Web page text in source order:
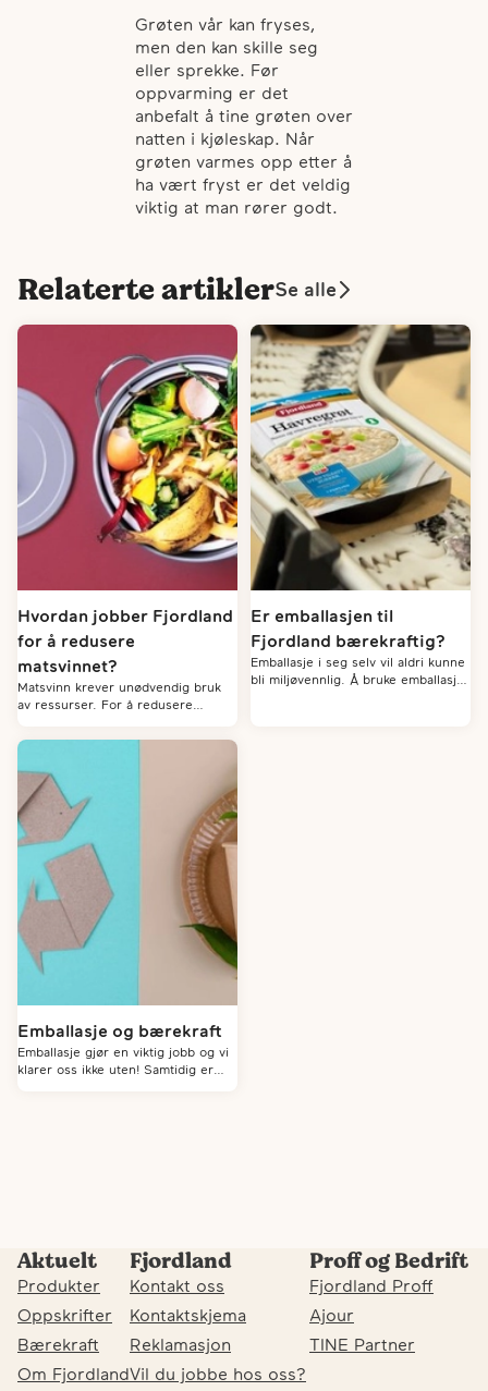
Grøten vår kan fryses,
men den kan skille seg
eller sprekke. Før
oppvarming er det
anbefalt å tine grøten over
natten i kjøleskap. Når
grøten varmes opp etter å
ha vært fryst er det veldig
viktig at man rører godt.
Relaterte artiklerSe alle
Hvordan jobber Fjordland
for å redusere
matsvinnet?
Matsvinn krever unødvendig bruk
av ressurser. For å redusere
holdbarhetsmerking, kvalitet på
også å finne nye bruksområder for
matavfall, mens spiselig mat som
ikke kan selges går til veldedighet.
Er emballasjen til
Fjordland bærekraftig?
Emballasje i seg selv vil aldri kunne
bli miljøvennlig. Å bruke emballasje
Emballasje og bærekraft
Emballasje gjør en viktig jobb og vi
klarer oss ikke uten! Samtidig er
Aktuelt
Produkter
Oppskrifter
Bærekraft
Om Fjordland
Fjordland
Kontakt oss
Kontaktskjema
Reklamasjon
Vil du jobbe hos oss?
Proff og Bedrift
Fjordland Proff
Ajour
TINE Partner